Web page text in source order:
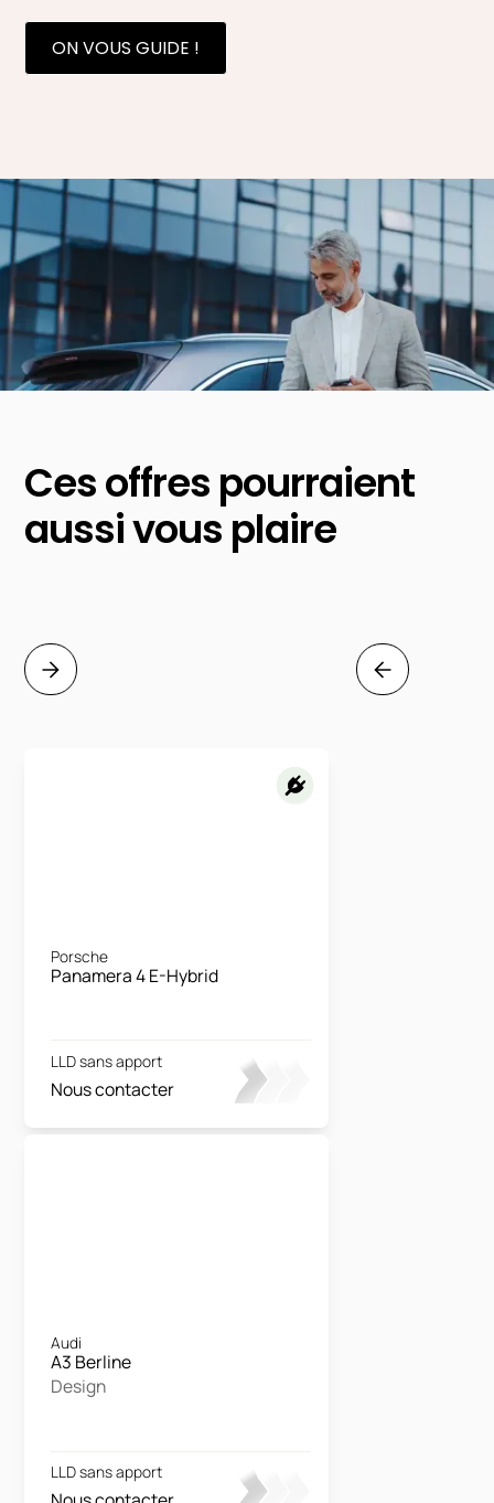
ON VOUS GUIDE !
Ces offres pourraient
aussi vous plaire
Porsche
Panamera 4 E-Hybrid
LLD sans apport
Nous contacter
Audi
A3 Berline
Design
LLD sans apport